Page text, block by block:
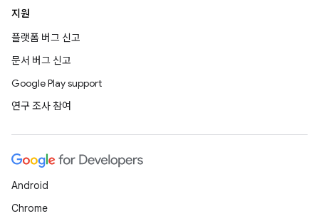
지원
플랫폼 버그 신고
문서 버그 신고
Google Play support
연구 조사 참여
Android
Chrome